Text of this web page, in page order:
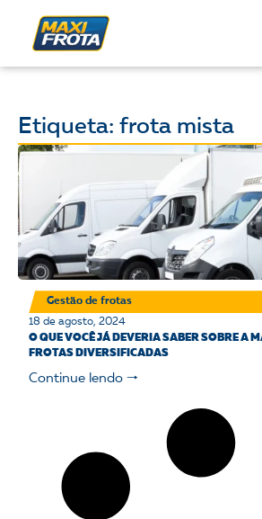
Etiqueta: frota mista
Gestão de frotas
18 de agosto, 2024
O QUE VOCÊ JÁ DEVERIA SABER SOBRE A
FROTAS DIVERSIFICADAS
Continue lendo 🠒